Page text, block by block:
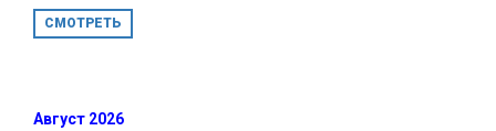
СМОТРЕТЬ
Август 2026